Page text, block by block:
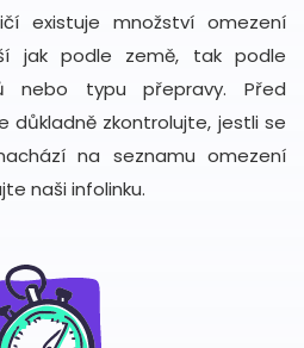
existuje množství omezení
jak podle země, tak podle
nebo typu přepravy. Před
důkladně zkontrolujte, jestli se
na seznamu omezení
naši infolinku.